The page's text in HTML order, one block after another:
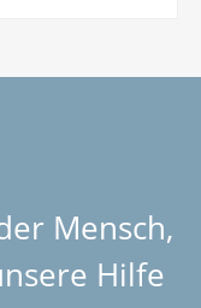
Mensch,
Hilfe